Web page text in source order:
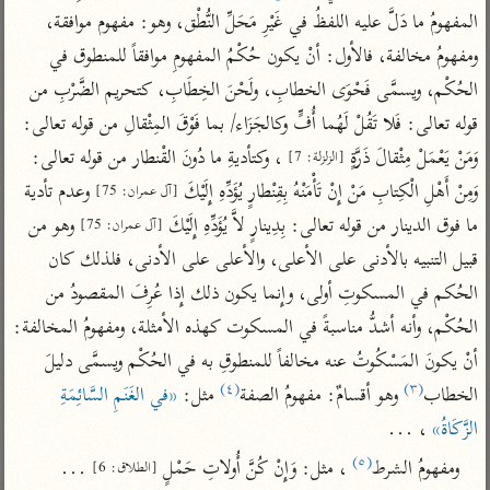
تفسير السمرقندي
تفسير الثعلبي
تفسير أبي السعود
الكشاف للزمخشري
الدر المنثور
تفسير ابن أبي حاتم
تفسير مقاتل
تفسير قتادة
اشترك لتصلك أخبار مشاريعنا
اشترك
راسلنا • تليجرام • تويتر
تعليمات
عن الباحث القرآني
وَمَنْ يَعْمَلْ مِثْقالَ ذَرَّةٍ [الزلزلة: 7]
وَمِنْ أَهْلِ الْكِتابِ مَنْ إِنْ تَأْمَنْهُ بِقِنْطارٍ يُؤَدِّهِ إِلَيْكَ [آل عمران: 75]
ما فوق الدينار من قوله تعالى: بِدِينارٍ لاَّ يُؤَدِّهِ إِلَيْكَ [آل عمران: 75]
الخطاب(٣) وهو أقسامٌ: مفهومُ الصفة(٤) مثل:
الزَّكَاةُ» ، ...
ومفهومُ الشرط(٥) ، مثل: وَإِنْ كُنَّ أُولاتِ حَمْلٍ [الطلاق: 6] ...